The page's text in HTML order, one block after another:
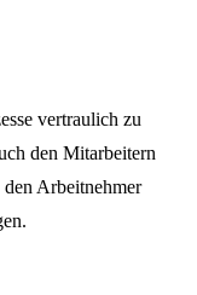
vertraulich zu
den Mitarbeitern
Arbeitnehmer